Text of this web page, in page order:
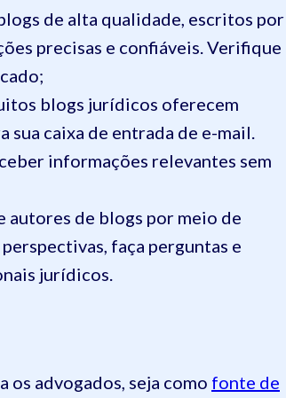
de alta qualidade, escritos por
precisas e confiáveis. Verifique
blogs jurídicos oferecem
caixa de entrada de e-mail.
informações relevantes sem
de blogs por meio de
faça perguntas e
jurídicos.
os advogados, seja como fonte de